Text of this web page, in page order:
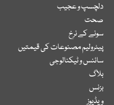
دلچسپ و عجیب
صحت
سونے کے نرخ
پیٹرولیم مصنوعات کی قیمتیں
سائنس و ٹیکنالوجی
بلاگ
بزنس
ویڈیوز